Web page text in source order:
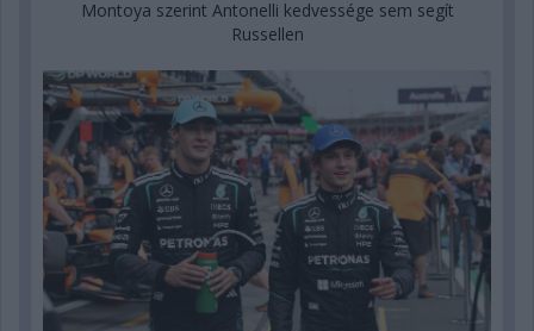
Montoya szerint Antonelli kedvessége sem segít
Russellen